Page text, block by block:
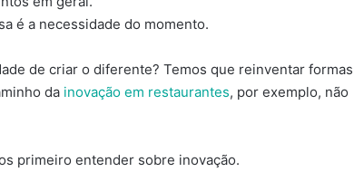
é a necessidade do momento.
de criar o diferente? Temos que reinventar formas
da inovação em restaurantes, por exemplo, não
primeiro entender sobre inovação.